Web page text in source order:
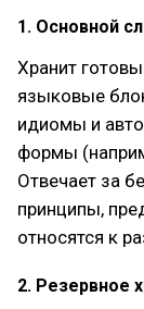
1. Основной
Хранит
языковые
идиомы и
формы
Отвечает за
принципы,
относятся к
2. Резервное